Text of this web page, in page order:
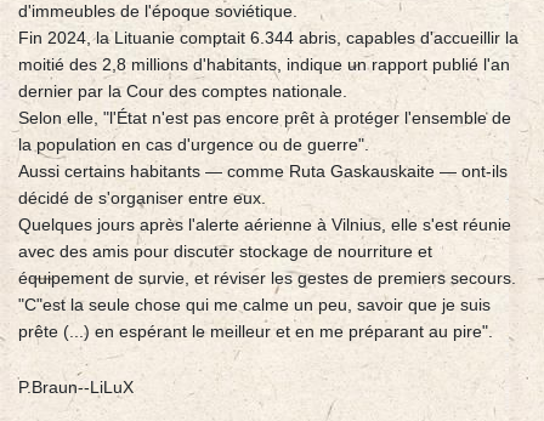
d'immeubles de l'époque soviétique.
Fin 2024, la Lituanie comptait 6.344 abris, capables d'accueillir la
moitié des 2,8 millions d'habitants, indique un rapport publié l'an
dernier par la Cour des comptes nationale.
Selon elle, "l'État n'est pas encore prêt à protéger l'ensemble de
la population en cas d'urgence ou de guerre".
Aussi certains habitants — comme Ruta Gaskauskaite — ont-ils
décidé de s'organiser entre eux.
Quelques jours après l'alerte aérienne à Vilnius, elle s'est réunie
avec des amis pour discuter stockage de nourriture et
équipement de survie, et réviser les gestes de premiers secours.
"C"est la seule chose qui me calme un peu, savoir que je suis
prête (...) en espérant le meilleur et en me préparant au pire".
P.Braun--LiLuX